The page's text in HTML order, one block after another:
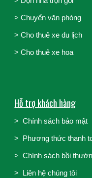
>Chuyển văn phòng
>Cho thuê xe du lịch
>Cho thuê xe hoa
Hỗ trợ khách hàng
> Chính sách bảo mật
> Phương thức thanh
>Chính sách bồi
> Liên hệ chúng tôi